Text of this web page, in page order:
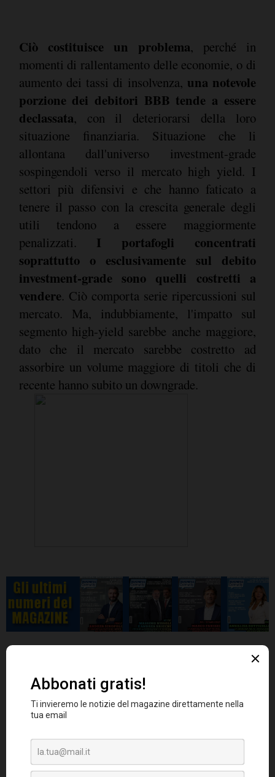
Ciò costituisce un problema, perché in
momenti di rallentamento delle economie, o di
aumento dei tassi di insolvenza, una notevole
porzione dei debitori BBB tende a essere
declassata, con il deteriorarsi della loro
situazione finanziaria. Situazione che li
allontana dall'universo investment-grade
sospingendoli verso il mercato high yield. I
settori più difensivi e che hanno faticato a
tenere il passo con la crescita generale degli
utili tendono a essere maggiormente
penalizzati. I portafogli concentrati
soprattutto o esclusivamente sul debito
investment-grade sono quelli costretti a
vendere. Ciò comporta serie ripercussioni sul
mercato. Ma, indubbiamente, l'impatto sul
segmento high-yield sarebbe anche maggiore,
dato che il mercato sarebbe costretto ad
assorbire un volume maggiore di titoli che di
recente hanno subito un downgrade.
il 5-10% del debito statunitense con rating
BBB è stato oggetto di downgrade, per un
valore di circa 60-80 miliardi di dollari in
media. In base alla dimensione attuale del
mercato delle obbligazioni BBB, pari a